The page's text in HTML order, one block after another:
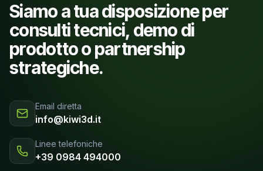
Siamo a tua disposizione per
consulti tecnici, demo di
prodotto o partnership
strategiche.
Email diretta
info@kiwi3d.it
Linee telefoniche
+39 0984 494000